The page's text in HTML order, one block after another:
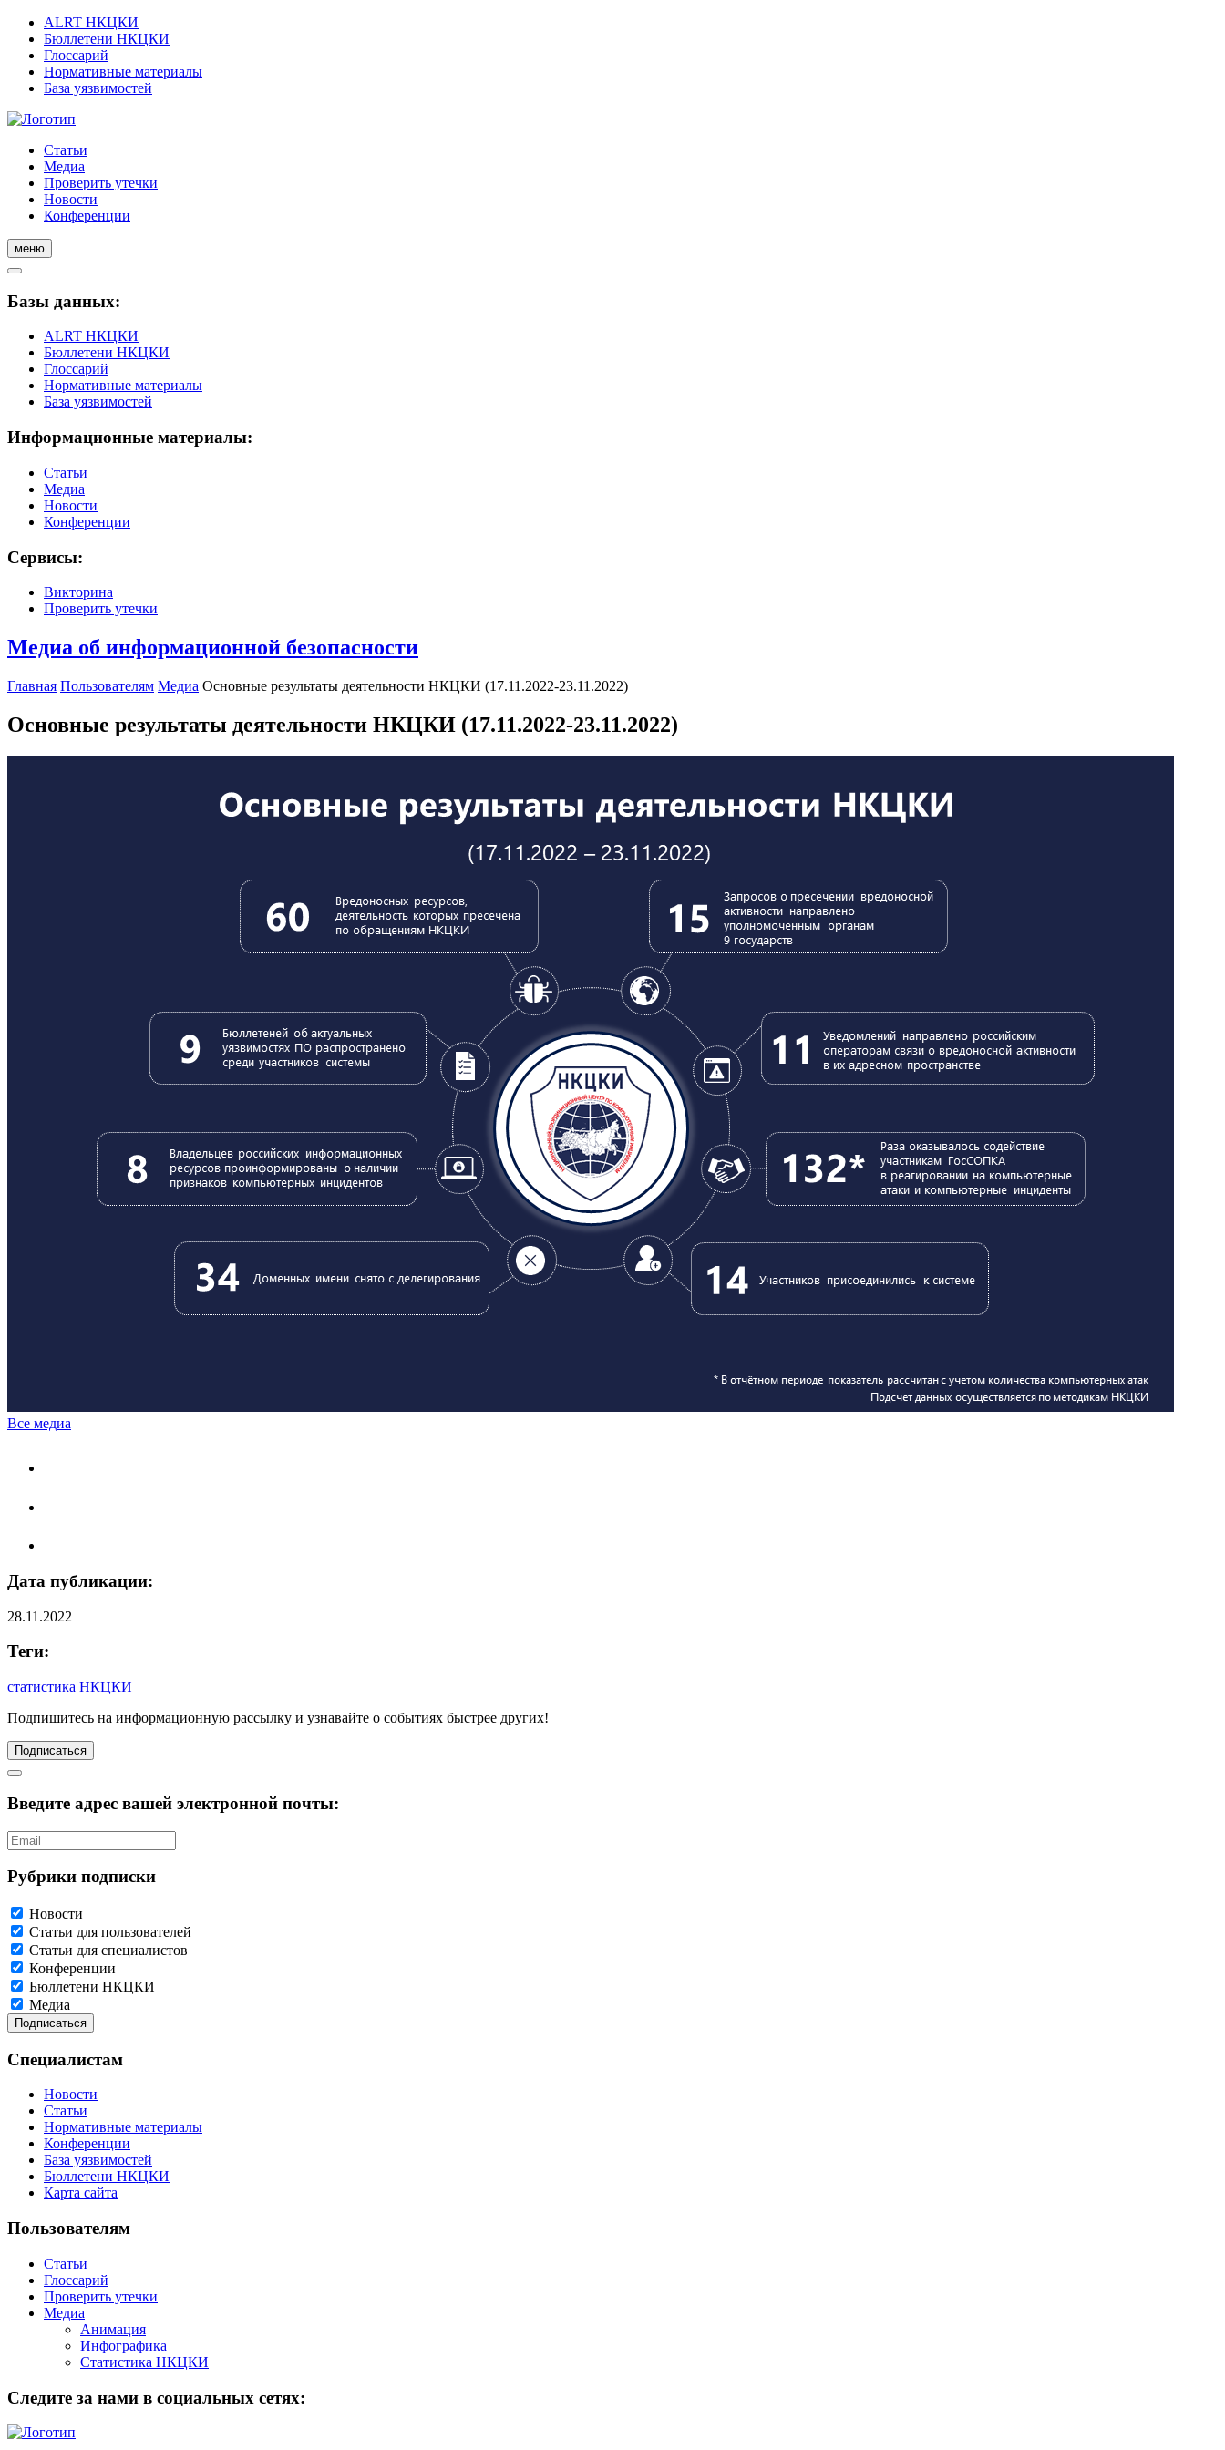
ALRT НКЦКИ
Бюллетени НКЦКИ
Глоссарий
Нормативные материалы
База уязвимостей
Статьи
Медиа
Проверить утечки
Новости
Конференции
меню
Базы данных:
ALRT НКЦКИ
Бюллетени НКЦКИ
Глоссарий
Нормативные материалы
База уязвимостей
Информационные материалы:
Статьи
Медиа
Новости
Конференции
Сервисы:
Викторина
Проверить утечки
Медиа об информационной безопасности
Главная Пользователям Медиа Основные результаты деятельности НКЦКИ (17.11.2022-23.11.2022)
Основные результаты деятельности НКЦКИ (17.11.2022-23.11.2022)
Все медиа
Дата публикации:
28.11.2022
Теги:
статистика НКЦКИ
Подпишитесь на информационную рассылку и узнавайте о событиях быстрее других!
Подписаться
Введите адрес вашей электронной почты:
Рубрики подписки
Новости
Статьи для пользователей
Статьи для специалистов
Конференции
Бюллетени НКЦКИ
Медиа
Специалистам
Новости
Статьи
Нормативные материалы
Конференции
База уязвимостей
Бюллетени НКЦКИ
Карта сайта
Пользователям
Статьи
Глоссарий
Проверить утечки
Медиа
Анимация
Инфографика
Статистика НКЦКИ
Следите за нами в социальных сетях: